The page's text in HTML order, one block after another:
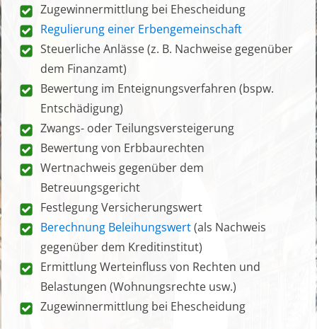
Zugewinnermittlung bei Ehescheidung
Regulierung einer Erbengemeinschaft
Steuerliche Anlässe (z. B. Nachweise gegenüber
dem Finanzamt)
Bewertung im Enteignungsverfahren (bspw.
Entschädigung)
Zwangs- oder Teilungsversteigerung
Bewertung von Erbbaurechten
Wertnachweis gegenüber dem
Betreuungsgericht
Festlegung Versicherungswert
Berechnung Beleihungswert(als Nachweis
gegenüber dem Kreditinstitut)
Ermittlung Werteinfluss von Rechten und
Belastungen (Wohnungsrechte usw.)
Zugewinnermittlung bei Ehescheidung